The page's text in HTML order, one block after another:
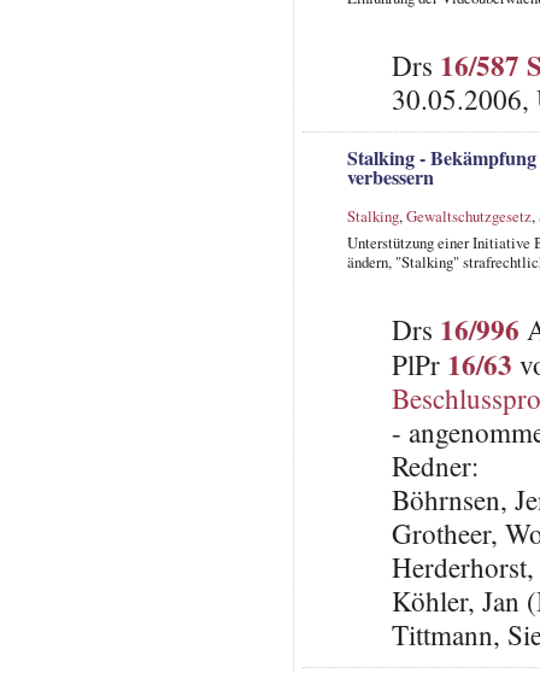
Drs 16/587
30.05.2006,
Stalking -
verbessern
Stalking,Gewaltschutzgesetz,
Unterstützung einer Initiative
ändern, "Stalking"
Drs 16/996
PlPr 16/63
-
Redner:
Böhrnsen,
Grotheer,
Köhler, Jan
Tittmann,